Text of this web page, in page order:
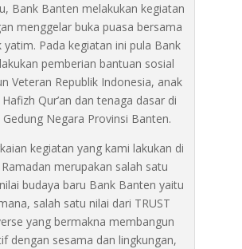
Bank Banten melakukan kegiatan
menggelar buka puasa bersama
yatim. Pada kegiatan ini pula Bank
pemberian bantuan sosial
Veteran Republik Indonesia, anak
Qur’an dan tenaga dasar di
Negara Provinsi Banten.
kegiatan yang kami lakukan di
merupakan salah satu
budaya baru Bank Banten yaitu
salah satu nilai dari TRUST
yang bermakna membangun
dengan sesama dan lingkungan,